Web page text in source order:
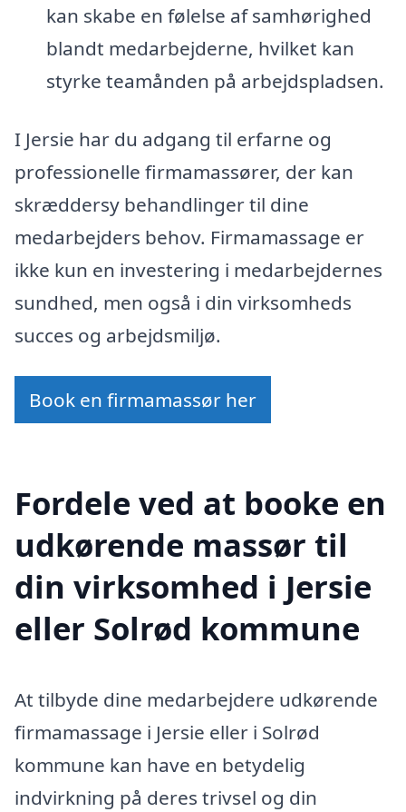
kan skabe en følelse af samhørighed
blandt medarbejderne, hvilket kan
styrke teamånden på arbejdspladsen.
I Jersie har du adgang til erfarne og
professionelle firmamassører, der kan
skræddersy behandlinger til dine
medarbejders behov. Firmamassage er
ikke kun en investering i medarbejdernes
sundhed, men også i din virksomheds
succes og arbejdsmiljø.
Book en firmamassør her
Fordele ved at booke en
udkørende massør til
din virksomhed i Jersie
eller Solrød kommune
At tilbyde dine medarbejdere udkørende
firmamassage i Jersie eller i Solrød
kommune kan have en betydelig
indvirkning på deres trivsel og din